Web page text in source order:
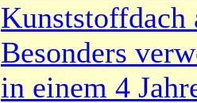
Kunststoffdach
Besonders
in einem 4